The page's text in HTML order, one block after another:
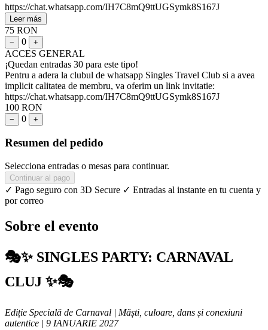
https://chat.whatsapp.com/IH7C8mQ9ttUGSymk8S167J
Leer más
75 RON
− 0 +
ACCES GENERAL
¡Quedan entradas 30 para este tipo!
Pentru a adera la clubul de whatsapp Singles Travel Club si a avea
implicit calitatea de membru, va oferim un link invitatie:
https://chat.whatsapp.com/IH7C8mQ9ttUGSymk8S167J
100 RON
− 0 +
Resumen del pedido
Selecciona entradas o mesas para continuar.
Continuar al pago
✓ Pago seguro con 3D Secure ✓ Entradas al instante en tu cuenta y
por correo
Sobre el evento
🎭✨ SINGLES PARTY: CARNAVAL
CLUJ ✨🎭
Ediție Specială de Carnaval | Măști, culoare, dans și conexiuni
autentice | 9 IANUARIE 2027